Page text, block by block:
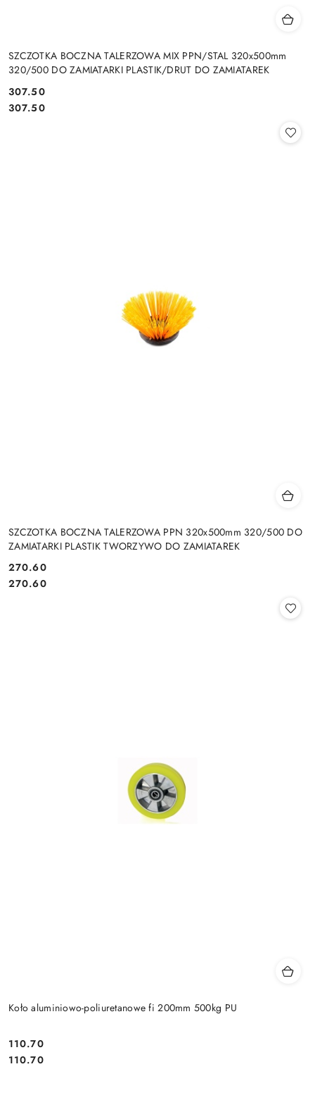
SZCZOTKA BOCZNA TALERZOWA MIX PPN/STAL 320x500mm
320/500 DO ZAMIATARKI PLASTIK/DRUT DO ZAMIATAREK
Cena:
307.50
Cena:
307.50
SZCZOTKA BOCZNA TALERZOWA PPN 320x500mm 320/500 DO
ZAMIATARKI PLASTIK TWORZYWO DO ZAMIATAREK
Cena:
270.60
Cena:
270.60
Koło aluminiowo-poliuretanowe fi 200mm 500kg PU
Cena:
110.70
Cena:
110.70